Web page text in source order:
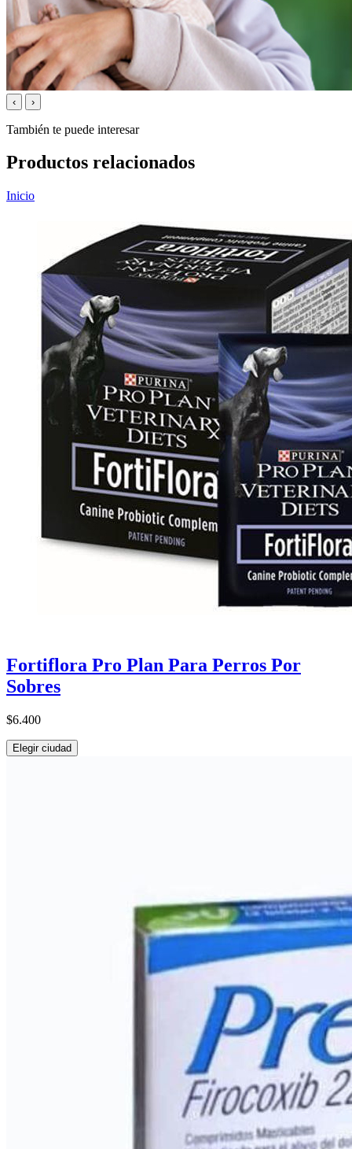
‹ ›
También te puede interesar
Productos relacionados
Inicio
Fortiflora Pro Plan Para Perros Por
Sobres
$6.400
Elegir ciudad